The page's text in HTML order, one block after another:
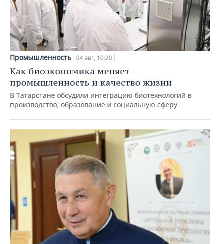
Промышленность 04 авг, 10:20
Как биоэкономика меняет
промышленность и качество жизни
В Татарстане обсудили интеграцию биотехнологий в
производство, образование и социальную сферу